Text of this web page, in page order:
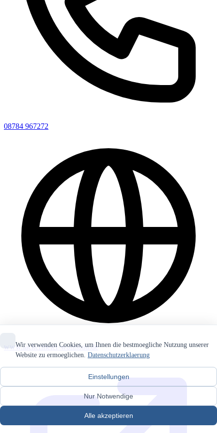
08784 967272
www.lackermeier-wohnbau.de
Wir verwenden Cookies, um Ihnen die bestmoegliche Nutzung unserer
Website zu ermoeglichen. Datenschutzerklaerung
Einstellungen
Nur Notwendige
Alle akzeptieren